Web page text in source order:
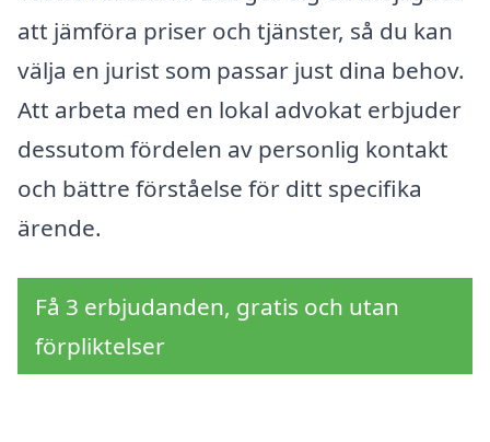
att jämföra priser och tjänster, så du kan
välja en jurist som passar just dina behov.
Att arbeta med en lokal advokat erbjuder
dessutom fördelen av personlig kontakt
och bättre förståelse för ditt specifika
ärende.
Få 3 erbjudanden, gratis och utan
förpliktelser